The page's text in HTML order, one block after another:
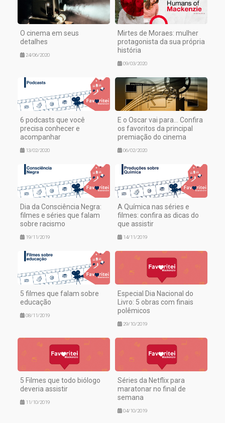
O cinema em seus
detalhes
24/06/2020
Mirtes de Moraes: mulher
protagonista da sua própria
história
09/03/2020
6 podcasts que você
precisa conhecer e
acompanhar
13/02/2020
E o Oscar vai para… Confira
os favoritos da principal
premiação do cinema
06/02/2020
Dia da Consciência Negra:
filmes e séries que falam
sobre racismo
19/11/2019
A Química nas séries e
filmes: confira as dicas do
que assistir
14/11/2019
5 filmes que falam sobre
educação
08/11/2019
Especial Dia Nacional do
Livro: 5 obras com finais
polêmicos
29/10/2019
5 Filmes que todo biólogo
deveria assistir
11/10/2019
Séries da Netflix para
maratonar no final de
semana
04/10/2019